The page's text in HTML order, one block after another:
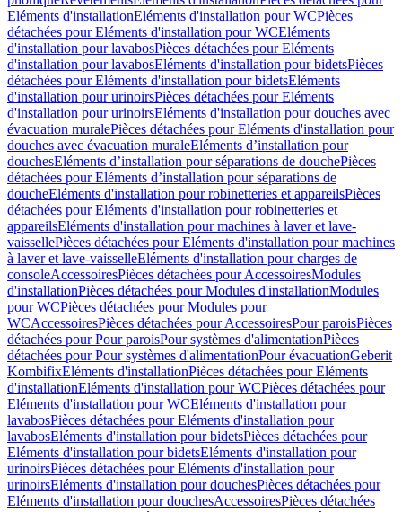
Eléments d'installationEléments d'installation pour WCPièces
détachées pour Eléments d'installation pour WCEléments
d'installation pour lavabosPièces détachées pour Eléments
d'installation pour lavabosEléments d'installation pour bidetsPièces
détachées pour Eléments d'installation pour bidetsEléments
d'installation pour urinoirsPièces détachées pour Eléments
d'installation pour urinoirsEléments d'installation pour douches avec
évacuation muralePièces détachées pour Eléments d'installation pour
douches avec évacuation muraleEléments d’installation pour
douchesEléments d’installation pour séparations de douchePièces
détachées pour Eléments d’installation pour séparations de
doucheEléments d'installation pour robinetteries et appareilsPièces
détachées pour Eléments d'installation pour robinetteries et
appareilsEléments d'installation pour machines à laver et lave-
vaissellePièces détachées pour Eléments d'installation pour machines
à laver et lave-vaisselleEléments d'installation pour charges de
consoleAccessoiresPièces détachées pour AccessoiresModules
d'installationPièces détachées pour Modules d'installationModules
pour WCPièces détachées pour Modules pour
WCAccessoiresPièces détachées pour AccessoiresPour paroisPièces
détachées pour Pour paroisPour systèmes d'alimentationPièces
détachées pour Pour systèmes d'alimentationPour évacuationGeberit
KombifixEléments d'installationPièces détachées pour Eléments
d'installationEléments d'installation pour WCPièces détachées pour
Eléments d'installation pour WCEléments d'installation pour
lavabosPièces détachées pour Eléments d'installation pour
lavabosEléments d'installation pour bidetsPièces détachées pour
Eléments d'installation pour bidetsEléments d'installation pour
urinoirsPièces détachées pour Eléments d'installation pour
urinoirsEléments d'installation pour douchesPièces détachées pour
Eléments d'installation pour douchesAccessoiresPièces détachées